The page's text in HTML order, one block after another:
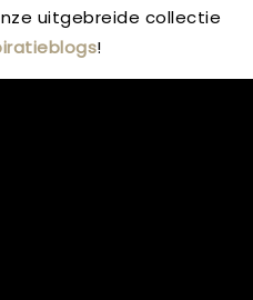
uitgebreide collectie
!